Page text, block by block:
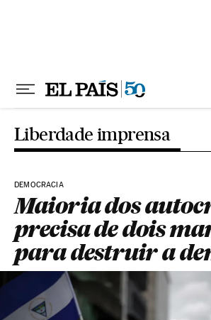
Liberdade imprensa
DEMOCRACIA
Maioria dos
precisa de dois
para destruir a